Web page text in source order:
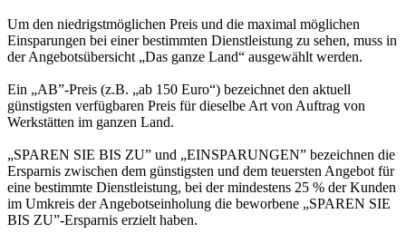
Um den niedrigstmöglichen Preis und die maximal möglichen
Einsparungen bei einer bestimmten Dienstleistung zu sehen, muss in
der Angebotsübersicht „Das ganze Land“ ausgewählt werden.
Ein „AB”-Preis (z.B. „ab 150 Euro“) bezeichnet den aktuell
günstigsten verfügbaren Preis für dieselbe Art von Auftrag von
Werkstätten im ganzen Land.
„SPAREN SIE BIS ZU” und „EINSPARUNGEN” bezeichnen die
Ersparnis zwischen dem günstigsten und dem teuersten Angebot für
eine bestimmte Dienstleistung, bei der mindestens 25 % der Kunden
im Umkreis der Angebotseinholung die beworbene „SPAREN SIE
BIS ZU”-Ersparnis erzielt haben.